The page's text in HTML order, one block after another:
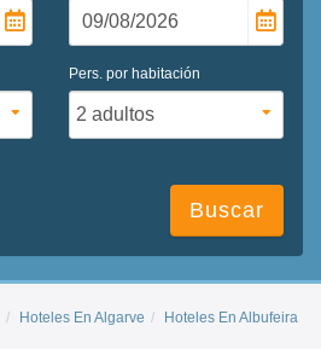
Pers. por habitación
Buscar
Hoteles En Algarve Hoteles En Albufeira